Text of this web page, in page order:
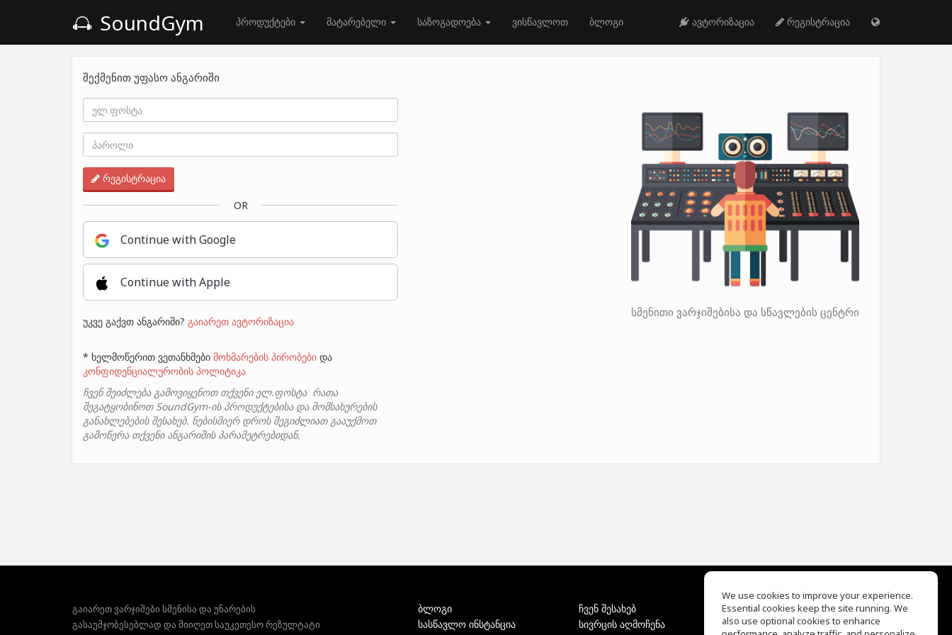
SoundGym პროდუქტები მატარებელი საზოგადოება ვისწავლოთ ბლოგი ავტორიზაცია რეგისტრაცია
შექმენით უფასო ანგარიში
რეგისტრაცია
OR
Continue with Google
Continue with Apple
უკვე გაქვთ ანგარიში? გაიარეთ ავტორიზაცია
* ხელმოწერით ვეთანხმები მოხმარების პირობები და
კონფიდენციალურობის პოლიტიკა
ჩვენ შეიძლება გამოვიყენოთ თქვენი ელ.ფოსტა რათა
შეგატყობინოთ SoundGym-ის პროდუქტებისა და მომსახურების
განახლებების შესახებ. ნებისმიერ დროს შეგიძლიათ გააუქმოთ
გამოწერა თქვენი ანგარიშის პარამეტრებიდან.
სმენითი ვარჯიშებისა და სწავლების ცენტრი
გაიარეთ ვარჯიშები სმენისა და უნარების
გასაუმჯობესებლად და მიიღეთ საუკეთესო რეზულტატი
ბლოგი
სასწავლო ინსტანცია
ჩვენ შესახებ
სივრცის აღმოჩენა
EQ Ear Training
Drum Machine
We use cookies to improve your experience.
Essential cookies keep the site running. We
also use optional cookies to enhance